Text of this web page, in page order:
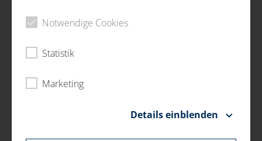
Skúseným očiam našich odborníkov neunikne nič, či už
mechanické poškodenia alebo znečistenia.
Priamu vizuálnu kontrolu vykonávame podľa
požiadaviek bez alebo s pomôckami ako sú napr.
lampy, lupy alebo mikroskopy. Okrem toho máme
digitálny inšpekčný mikroskop s HD rozlíšením s 55
Notwendige Cookies
Statistik
Marketing
Details einblenden